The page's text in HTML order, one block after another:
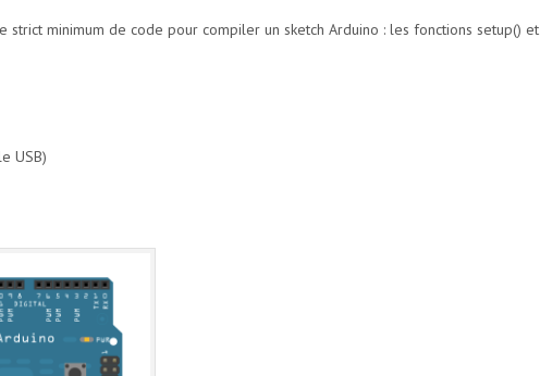
strict minimum de code pour compiler un sketch Arduino : les fonctions setup() et
USB)